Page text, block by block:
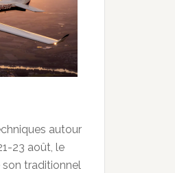
autour
23 août, le
traditionnel